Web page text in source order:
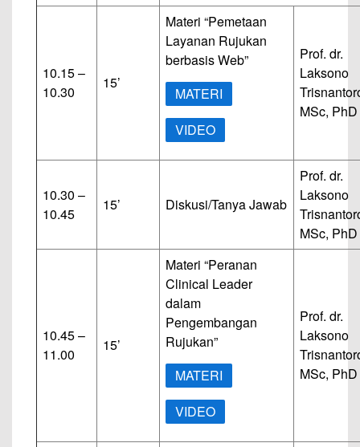
10.15 –
10.30
15’
Materi “Pemetaan
Layanan Rujukan
berbasis Web”
MATERI
VIDEO
Prof. dr.
Laksono
MSc, PhD
10.30 –
10.45
15’ Diskusi/Tanya Jawab
Prof. dr.
Laksono
MSc, PhD
10.45 –
11.00
15’
Materi “Peranan
Clinical Leader
dalam
Pengembangan
Rujukan”
MATERI
VIDEO
Prof. dr.
Laksono
MSc, PhD